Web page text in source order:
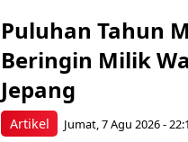
Artikel
Puluhan Tahun
Beringin Milik
Jepang
Jumat, 7 Agu 2026 -